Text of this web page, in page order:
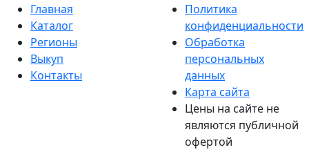
Главная
Каталог
Регионы
Выкуп
Контакты
Политика
конфиденциальности
Обработка
персональных
данных
Карта сайта
Цены на сайте не
являются публичной
офертой